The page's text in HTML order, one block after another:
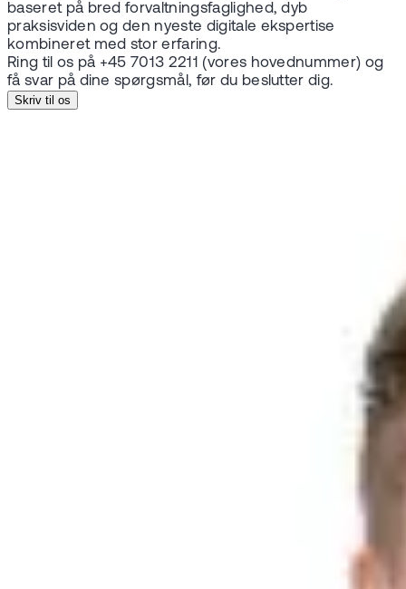
baseret på bred forvaltningsfaglighed, dyb
praksisviden og den nyeste digitale ekspertise
kombineret med stor erfaring.
Ring til os på +45 7013 2211 (vores hovednummer) og
få svar på dine spørgsmål, før du beslutter dig.
Skriv til os